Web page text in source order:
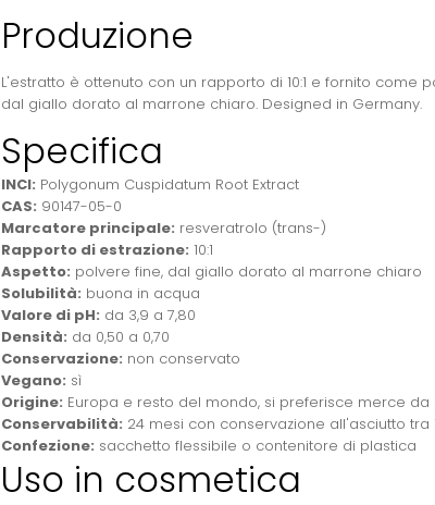
Produzione
L'estratto è ottenuto con un rapporto di 10:1 e fornito come
dal giallo dorato al marrone chiaro. Designed in Germany.
Specifica
INCI: Polygonum Cuspidatum Root Extract
CAS: 90147-05-0
Marcatore principale: resveratrolo (trans-)
Rapporto di estrazione: 10:1
Aspetto: polvere fine, dal giallo dorato al marrone chiaro
Solubilità: buona in acqua
Valore di pH: da 3,9 a 7,80
Densità: da 0,50 a 0,70
Conservazione: non conservato
Vegano: sì
Origine: Europa e resto del mondo, si preferisce merce
Conservabilità: 24 mesi con conservazione all'asciutto
Confezione: sacchetto flessibile o contenitore di plastica
Uso in cosmetica